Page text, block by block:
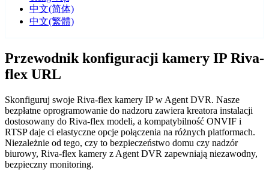
中文(简体)
中文(繁體)
Przewodnik konfiguracji kamery IP Riva-
flex URL
Skonfiguruj swoje Riva-flex kamery IP w Agent DVR. Nasze
bezpłatne oprogramowanie do nadzoru zawiera kreatora instalacji
dostosowany do Riva-flex modeli, a kompatybilność ONVIF i
RTSP daje ci elastyczne opcje połączenia na różnych platformach.
Niezależnie od tego, czy to bezpieczeństwo domu czy nadzór
biurowy, Riva-flex kamery z Agent DVR zapewniają niezawodny,
bezpieczny monitoring.